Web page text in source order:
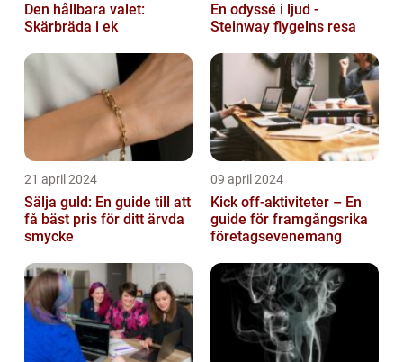
Den hållbara valet:
Skärbräda i ek
En odyssé i ljud -
Steinway flygelns resa
21 april 2024
Sälja guld: En guide till att
få bäst pris för ditt ärvda
smycke
09 april 2024
Kick off-aktiviteter – En
guide för framgångsrika
företagsevenemang